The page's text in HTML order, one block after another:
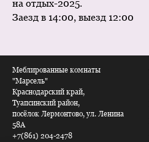
на отдых-2025.
Заезд в 14:00, выезд 12:00
Меблированные комнаты
"Марсель"
Краснодарский край,
Туапсинский район,
посёлок Лермонтово, ул. Ленина
58А
+7(861) 204-2478